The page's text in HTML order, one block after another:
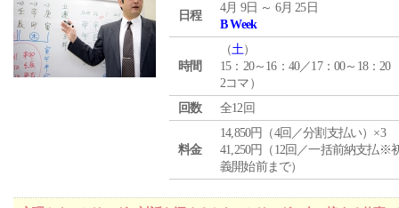
日程
4月 9日 ～ 6月 25日
B Week
時間
（土）
15：20～16：40／17：00～18：20
2コマ）
回数
全12回
料金
14,850円（4回／分割支払い）×3
41,250円（12回／一括前納支払※
義開始前まで）